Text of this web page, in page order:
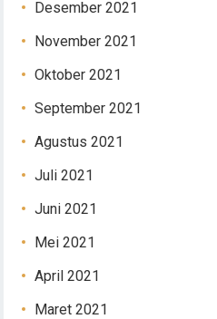
Desember 2021
November 2021
Oktober 2021
September 2021
Agustus 2021
Juli 2021
Juni 2021
Mei 2021
April 2021
Maret 2021